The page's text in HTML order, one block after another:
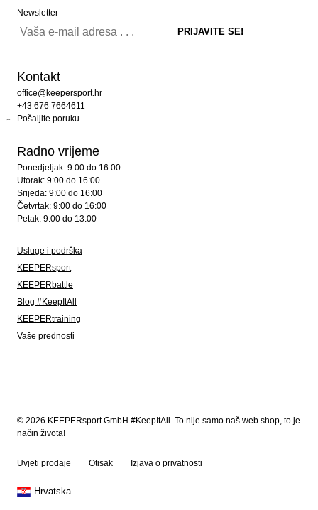
Newsletter
Kontakt
office@keepersport.hr
+43 676 7664611
Pošaljite poruku
Radno vrijeme
Ponedjeljak: 9:00 do 16:00
Utorak: 9:00 do 16:00
Srijeda: 9:00 do 16:00
Četvrtak: 9:00 do 16:00
Petak: 9:00 do 13:00
Usluge i podrška
KEEPERsport
KEEPERbattle
Blog #KeepItAll
KEEPERtraining
Vaše prednosti
© 2026 KEEPERsport GmbH #KeepItAll. To nije samo naš web shop, to je
način života!
Uvjeti prodaje Otisak Izjava o privatnosti
Hrvatska